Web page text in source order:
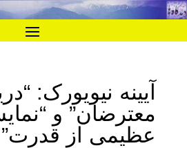
آیینه نیویورک:
معترضان” و
عظیمی از قدرت”